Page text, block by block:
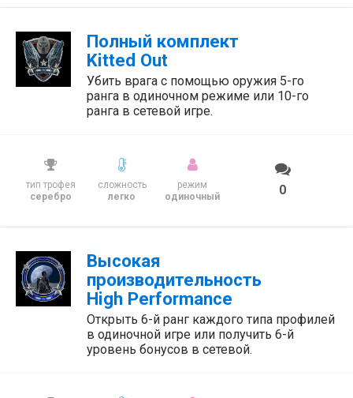
Полный комплект
Kitted Out
Убить врага с помощью оружия 5-го
ранга в одиночном режиме или 10-го
ранга в сетевой игре.
тип трофея
серебро
сложность
легко
режим
одиночный
0
Высокая
производительность
High Performance
Открыть 6-й ранг каждого типа профилей
в одиночной игре или получить 6-й
уровень бонусов в сетевой.